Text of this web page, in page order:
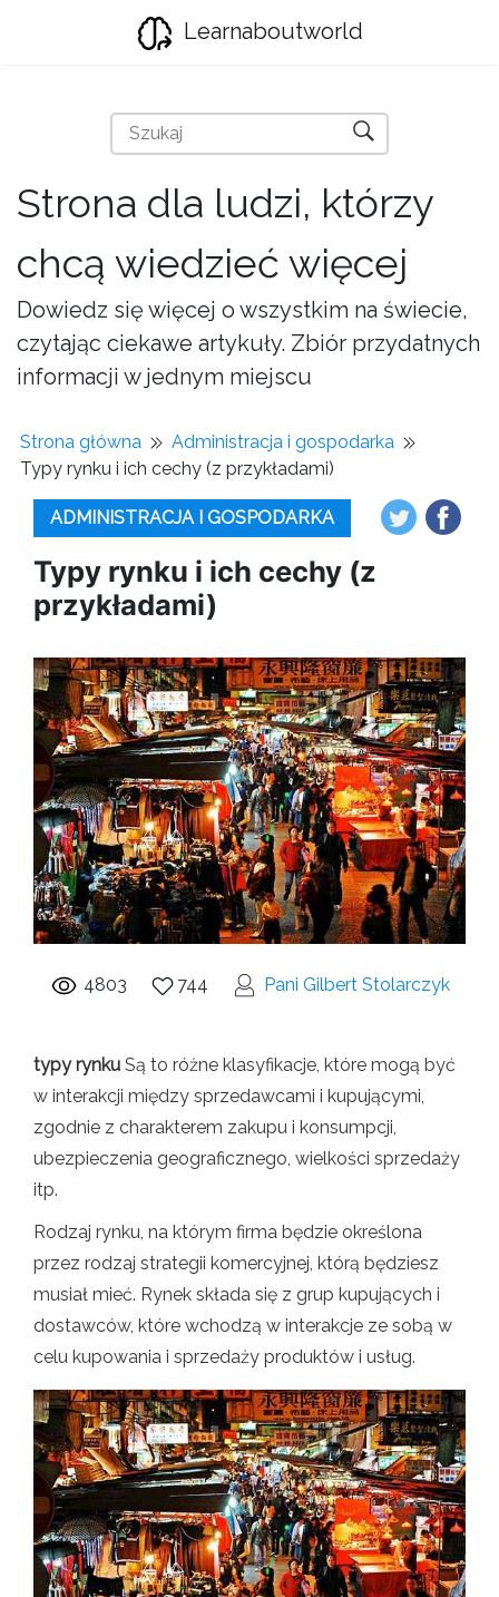
Learnaboutworld
Strona dla ludzi, którzy
chcą wiedzieć więcej
Dowiedz się więcej o wszystkim na świecie,
czytając ciekawe artykuły. Zbiór przydatnych
informacji w jednym miejscu
Strona główna
Administracja i gospodarka
Typy rynku i ich cechy (z przykładami)
ADMINISTRACJA I GOSPODARKA
Typy rynku i ich cechy (z
przykładami)
4803 744 Pani Gilbert Stolarczyk
typy rynku Są to różne klasyfikacje, które mogą być
w interakcji między sprzedawcami i kupującymi,
zgodnie z charakterem zakupu i konsumpcji,
ubezpieczenia geograficznego, wielkości sprzedaży
itp.
Rodzaj rynku, na którym firma będzie określona
przez rodzaj strategii komercyjnej, którą będziesz
musiał mieć. Rynek składa się z grup kupujących i
dostawców, które wchodzą w interakcje ze sobą w
celu kupowania i sprzedaży produktów i usług.